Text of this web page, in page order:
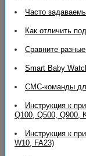
Часто
Как отличить
Сравните
Smart Baby
СМС-команды
Инструкция к
Q100, Q500, Q900,
Инструкция к
W10, FA23)